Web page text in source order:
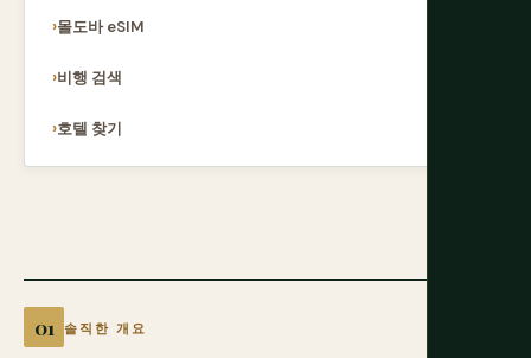
솔직한 개요
몰도바 eSIM
비행 검색
호텔 찾기